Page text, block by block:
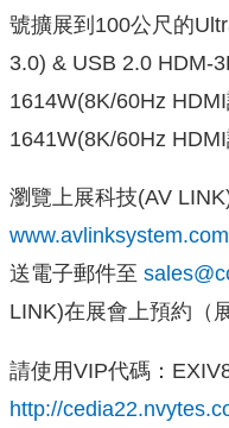
號擴展到100公尺的
3.0) & USB 2.0 HDM-
1614W(8K/60Hz
1641W(8K/60Hz HDMI
瀏覽上展科技(AV
送電子郵件至
LINK)在展會上預約（
請使用VIP代碼：
http://